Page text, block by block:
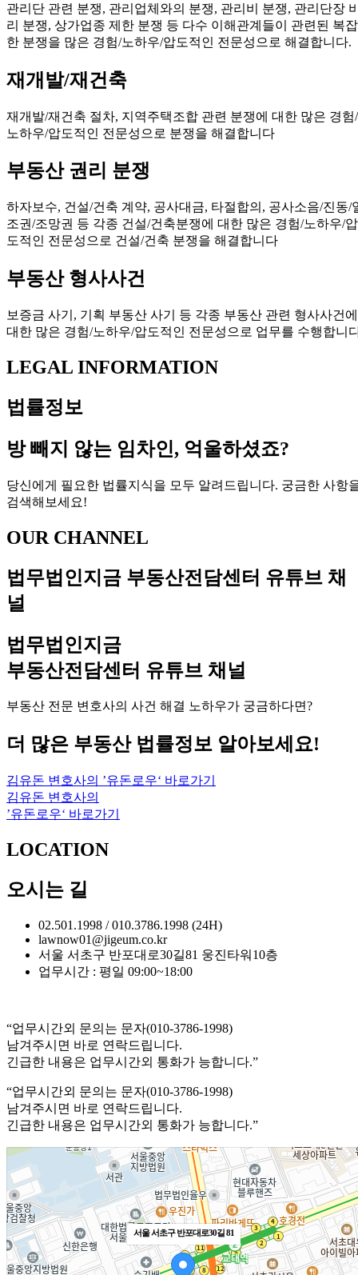
관리단 관련 분쟁, 관리업체와의 분쟁, 관리비 분쟁, 관리단장
리 분쟁, 상가업종 제한 분쟁 등 다수 이해관계들이 관련된 복잡
한 분쟁을 많은 경험/노하우/압도적인 전문성으로 해결합니다.
재개발/재건축
재개발/재건축 절차, 지역주택조합 관련 분쟁에 대한 많은 경험/
노하우/압도적인 전문성으로 분쟁을 해결합니다
부동산 권리 분쟁
하자보수, 건설/건축 계약, 공사대금, 타절합의, 공사소음/진동/
조권/조망권 등 각종 건설/건축분쟁에 대한 많은 경험/노하우/압
도적인 전문성으로 건설/건축 분쟁을 해결합니다
부동산 형사사건
보증금 사기, 기획 부동산 사기 등 각종 부동산 관련 형사사건에
대한 많은 경험/노하우/압도적인 전문성으로 업무를 수행합니
LEGAL INFORMATION
법률정보
방 빼지 않는 임차인, 억울하셨죠?
당신에게 필요한 법률지식을 모두 알려드립니다. 궁금한 사항
검색해보세요!
OUR CHANNEL
법무법인지금 부동산전담센터 유튜브 채
널
법무법인지금
부동산전담센터 유튜브 채널
부동산 전문 변호사의 사건 해결 노하우가 궁금하다면?
더 많은 부동산 법률정보 알아보세요!
김유돈 변호사의 ’유돈로우‘ 바로가기
김유돈 변호사의
’유돈로우‘ 바로가기
LOCATION
오시는 길
02.501.1998 / 010.3786.1998 (24H)
lawnow01@jigeum.co.kr
서울 서초구 반포대로30길81 웅진타워10층
업무시간 : 평일 09:00~18:00
“업무시간외 문의는 문자(010-3786-1998)
남겨주시면 바로 연락드립니다.
긴급한 내용은 업무시간외 통화가 능합니다.”
“업무시간외 문의는 문자(010-3786-1998)
남겨주시면 바로 연락드립니다.
긴급한 내용은 업무시간외 통화가 능합니다.”
서울 서초구 반포대로30길 81